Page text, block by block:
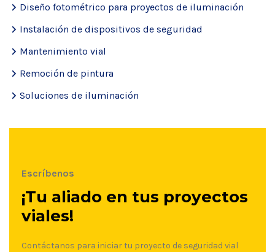
Diseño fotométrico para proyectos de iluminación
Instalación de dispositivos de seguridad
Mantenimiento vial
Remoción de pintura
Soluciones de iluminación
Escríbenos
¡Tu aliado en tus proyectos
viales!
Contáctanos para iniciar tu proyecto de seguridad vial